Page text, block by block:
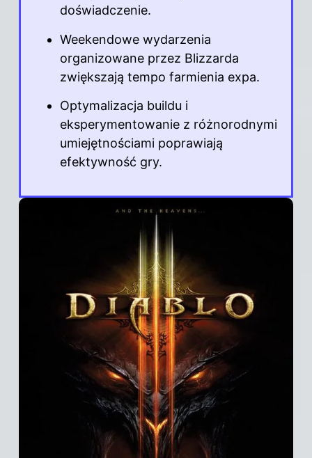
doświadczenie.
Weekendowe wydarzenia
organizowane przez Blizzarda
zwiększają tempo farmienia expa.
Optymalizacja buildu i
eksperymentowanie z różnorodnymi
umiejętnościami poprawiają
efektywność gry.